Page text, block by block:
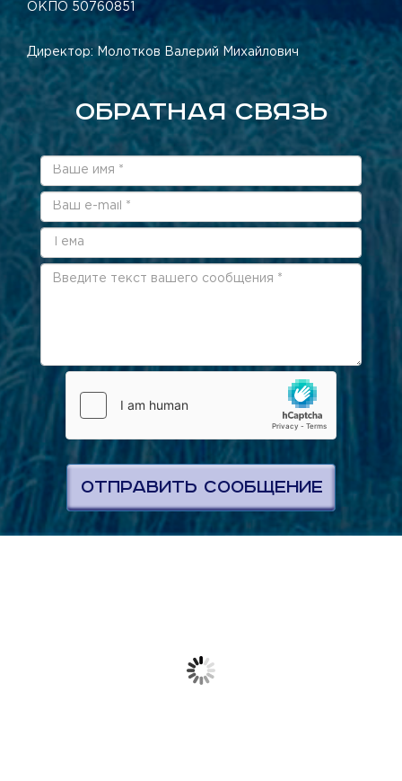
ОКПО 50760851
Директор: Молотков Валерий Михайлович
ОБРАТНАЯ СВЯЗЬ